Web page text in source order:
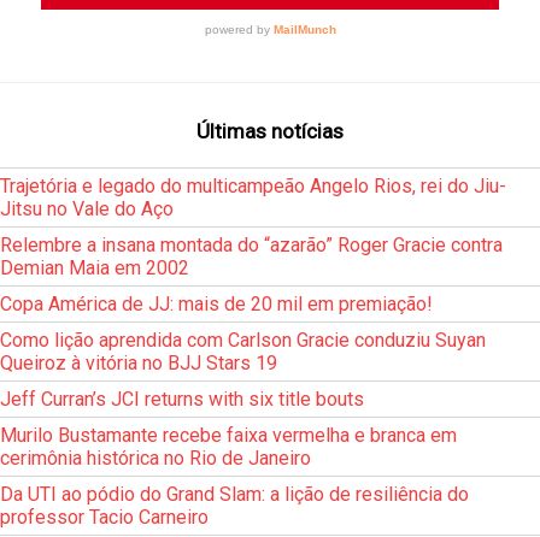
Últimas notícias
Trajetória e legado do multicampeão Angelo Rios, rei do Jiu-
Jitsu no Vale do Aço
Relembre a insana montada do “azarão” Roger Gracie contra
Demian Maia em 2002
Copa América de JJ: mais de 20 mil em premiação!
Como lição aprendida com Carlson Gracie conduziu Suyan
Queiroz à vitória no BJJ Stars 19
Jeff Curran’s JCI returns with six title bouts
Murilo Bustamante recebe faixa vermelha e branca em
cerimônia histórica no Rio de Janeiro
Da UTI ao pódio do Grand Slam: a lição de resiliência do
professor Tacio Carneiro